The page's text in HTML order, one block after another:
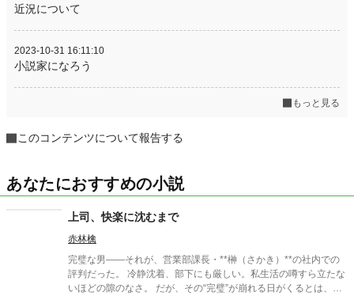
近況について
2023-10-31 16:11:10
小説家になろう
もっと見る
このコンテンツについて報告する
あなたにおすすめの小説
上司、快楽に沈むまで
赤林檎
完璧な男――それが、営業部課長・**榊（さかき）**の社内での
評判だった。 冷静沈着、部下にも厳しい。私生活の噂すら立たな
いほどの隙のなさ。 だが、その“完璧”が崩れる日がくるとは、誰